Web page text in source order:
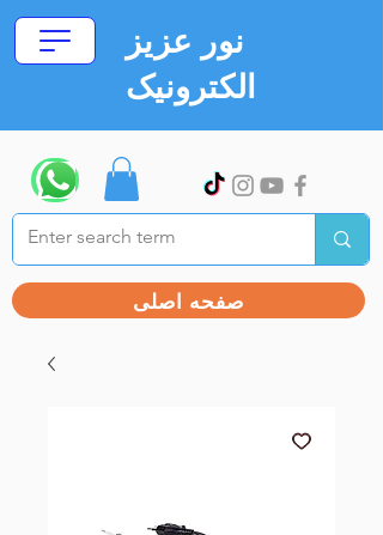
نور عزیز
الکترونیک
صفحه اصلی